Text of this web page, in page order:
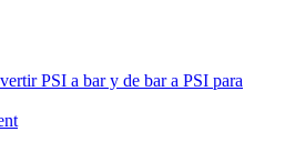
PSI a bar y de bar a PSI para